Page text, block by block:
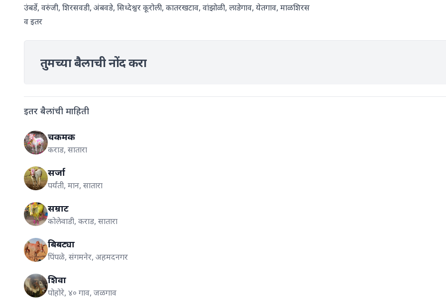
उंबर्डे, वरुंजी, शिरसवडी, अंबवडे, सिध्देश्वर कूरोली, कातरखटाव, वांझोळी, लाडेगाव, येतगाव, माळशिरस
व इतर
तुमच्या बैलाची नोंद करा
इतर बैलांची माहिती
चकमक
कराड, सातारा
सर्जा
पर्यंती, मान, सातारा
सम्राट
कोलेवाडी, कराड, सातारा
बिबट्या
पिंपळे, संगमनेर, अहमदनगर
शिवा
पोहोरे, ४० गाव, जळगाव